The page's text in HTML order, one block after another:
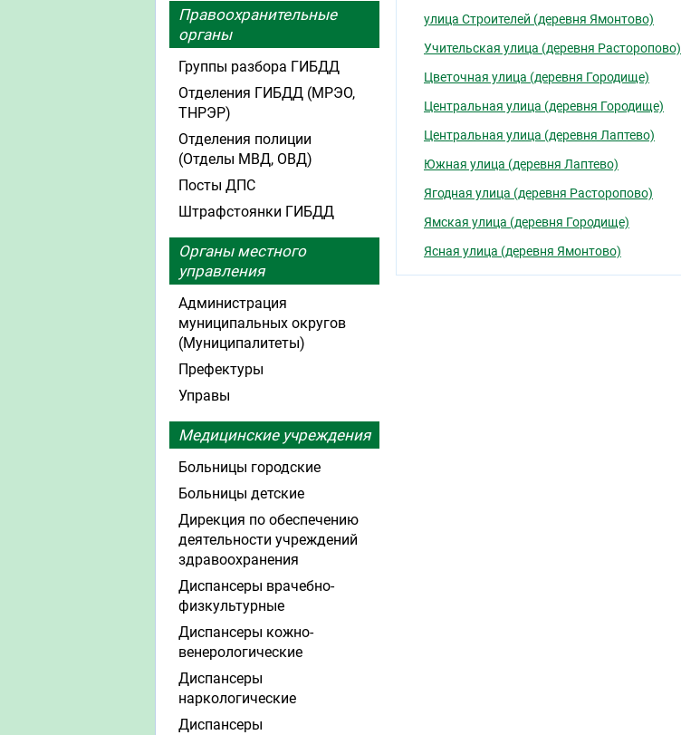
улица Строителей (деревня Ямонтово)
Учительская улица (деревня Расторопово)
Цветочная улица (деревня Городище)
Центральная улица (деревня Городище)
Центральная улица (деревня Лаптево)
Южная улица (деревня Лаптево)
Ягодная улица (деревня Расторопово)
Ямская улица (деревня Городище)
Ясная улица (деревня Ямонтово)
Правоохранительные
органы
Группы разбора ГИБДД
Отделения ГИБДД (МРЭО,
ТНРЭР)
Отделения полиции
(Отделы МВД, ОВД)
Посты ДПС
Штрафстоянки ГИБДД
Органы местного
управления
Администрация
муниципальных округов
(Муниципалитеты)
Префектуры
Управы
Медицинские учреждения
Больницы городские
Больницы детские
Дирекция по обеспечению
деятельности учреждений
здравоохранения
Диспансеры врачебно-
физкультурные
Диспансеры кожно-
венерологические
Диспансеры
наркологические
Диспансеры